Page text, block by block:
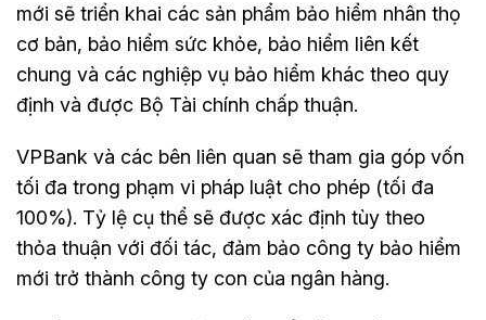
mới sẽ triển khai các sản phẩm bảo hiểm nhân thọ
cơ bản, bảo hiểm sức khỏe, bảo hiểm liên kết
chung và các nghiệp vụ bảo hiểm khác theo quy
định và được Bộ Tài chính chấp thuận.
VPBank và các bên liên quan sẽ tham gia góp vốn
tối đa trong phạm vi pháp luật cho phép (tối đa
100%). Tỷ lệ cụ thể sẽ được xác định tùy theo
thỏa thuận với đối tác, đảm bảo công ty bảo hiểm
mới trở thành công ty con của ngân hàng.